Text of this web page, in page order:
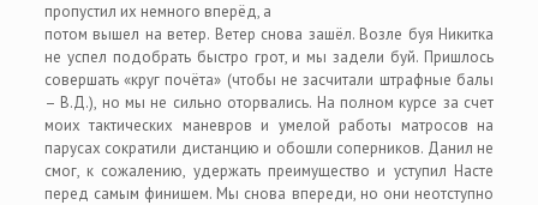
пропустил их немного вперёд, а
потом вышел на ветер. Ветер снова зашёл. Возле буя Никитка
не успел подобрать быстро грот, и мы задели буй. Пришлось
совершать «круг почёта» (чтобы не засчитали штрафные балы
– В.Д.), но мы не сильно оторвались. На полном курсе за счет
моих тактических маневров и умелой работы матросов на
парусах сократили дистанцию и обошли соперников. Данил не
смог, к сожалению, удержать преимущество и уступил Насте
перед самым финишем. Мы снова впереди, но они неотступно